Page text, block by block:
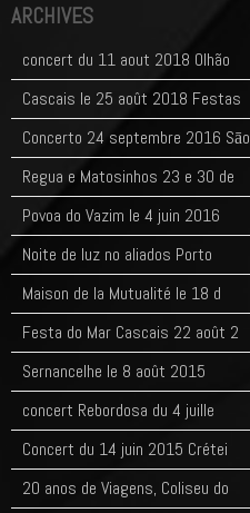
ARCHIVES
concert du 11 aout 2018 Olhão
Cascais le 25 août 2018 Festas
Concerto 24 septembre 2016 Sāo
Regua e Matosinhos 23 e 30 de
Povoa do Vazim le 4 juin 2016
Noite de luz no aliados Porto
Maison de la Mutualité le 18 d
Festa do Mar Cascais 22 août 2
Sernancelhe le 8 août 2015
concert Rebordosa du 4 juille
Concert du 14 juin 2015 Crétei
20 anos de Viagens, Coliseu do